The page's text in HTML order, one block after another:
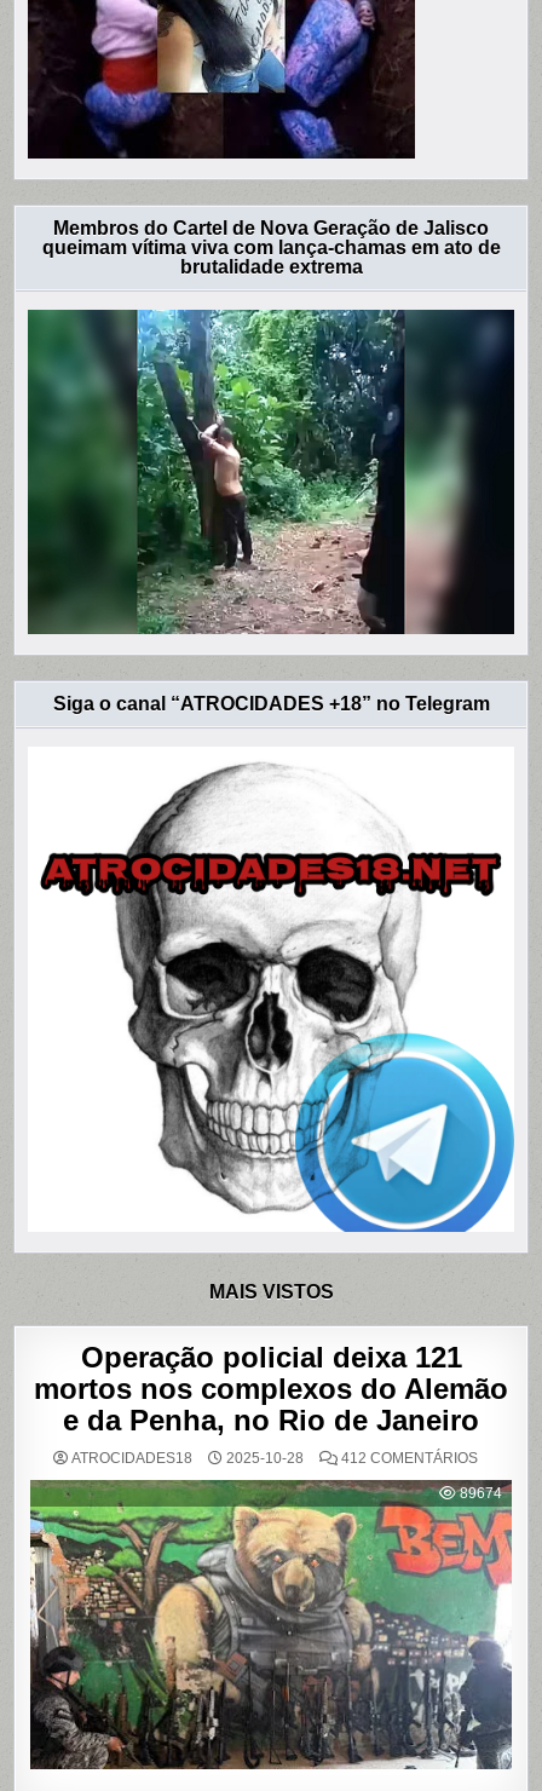
Membros do Cartel de Nova Geração de Jalisco
queimam vítima viva com lança-chamas em ato de
brutalidade extrema
Siga o canal “ATROCIDADES +18” no Telegram
MAIS VISTOS
Operação policial deixa 121
mortos nos complexos do Alemão
e da Penha, no Rio de Janeiro
ATROCIDADES18 2025-10-28 412 COMENTÁRIOSEM
POLICIAL
DEIXA
121
MORTOS
NOS
DO
ALEMÃO
PENHA,
NO
RIO
89674